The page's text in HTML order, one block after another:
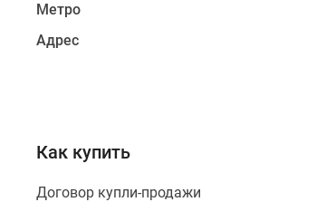
кв.м.
ЖК
корпусов
этажей)
Метро
Адрес
Как купить
Договор купли-продажи